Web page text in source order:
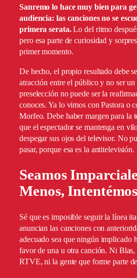
Sanremo lo hace muy bien para
audiencia: las canciones no se
primera serata.Lo del ritmo
pero esa parte de curiosidad y
primer momento.
De hecho, el propio resultado debe
atracción entre el público y no ser
preselección no puede ser la
conoces. Ya lo vimos con Pastora o
Morfeo. Debe haber margen para la
que el espectador se mantenga en
despegar sus ojos del televisor. No
pasar, porque esa es la antitelevisión.
Seamos
Menos,
Sé que es imposible seguir la línea
anuncian las canciones con
adecuado sea que ningún implicado
favor de una u otra canción. Ni
RTVE, ni la gente que forme parte